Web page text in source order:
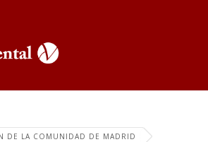
DE LA COMUNIDAD DE MADRID